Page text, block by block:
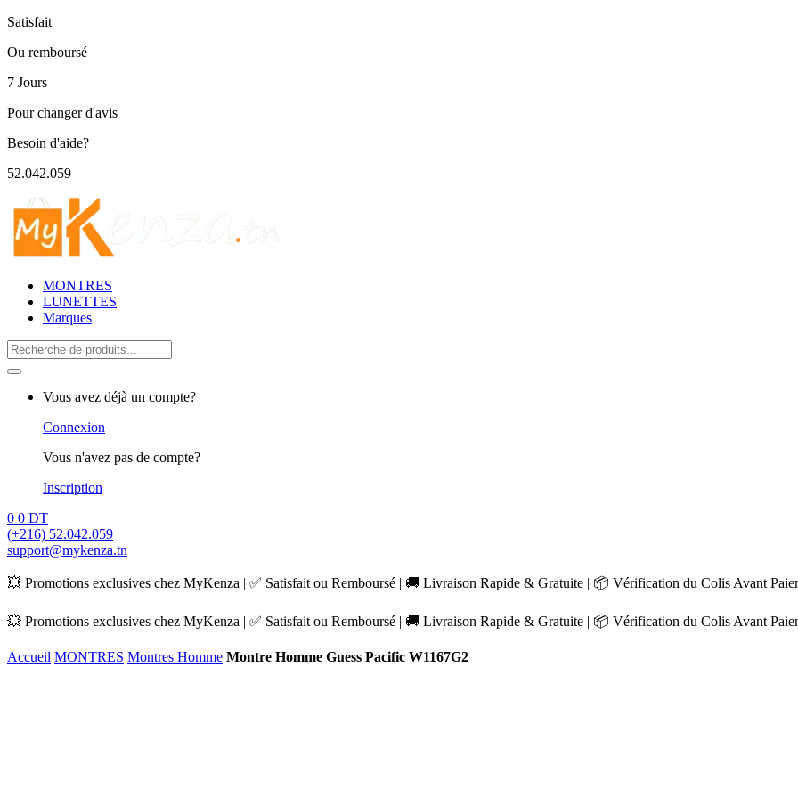
Satisfait
Ou remboursé
7 Jours
Pour changer d'avis
Besoin d'aide?
52.042.059
MONTRES
LUNETTES
Marques
Search
for:
Vous avez déjà un compte?
Connexion
Vous n'avez pas de compte?
Inscription
0 0 DT
(+216) 52.042.059
support@mykenza.tn
💥 Promotions exclusives chez MyKenza | ✅ Satisfait ou Remboursé | 🚚 Livraison Rapide & Gratuite | 📦 Vérification du Colis Avant
💥 Promotions exclusives chez MyKenza | ✅ Satisfait ou Remboursé | 🚚 Livraison Rapide & Gratuite | 📦 Vérification du Colis Avant
Accueil MONTRES Montres Homme Montre Homme Guess Pacific W1167G2